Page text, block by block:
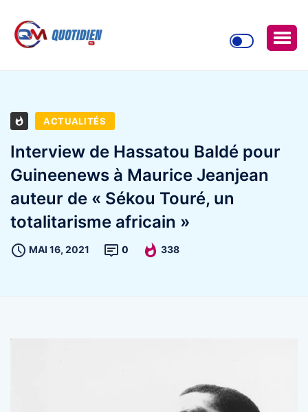
ACTUALITÉS
Interview de Hassatou Baldé pour
Guineenews à Maurice Jeanjean
auteur de « Sékou Touré, un
totalitarisme africain »
MAI 16, 2021 0 338